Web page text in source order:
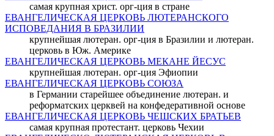
самая крупная христ. орг-ция в стране
ЕВАНГЕЛИЧЕСКАЯ ЦЕРКОВЬ ЛЮТЕРАНСКОГО
ИСПОВЕДАНИЯ В БРАЗИЛИИ
крупнейшая лютеран. орг-ция в Бразилии и лютеран.
церковь в Юж. Америке
ЕВАНГЕЛИЧЕСКАЯ ЦЕРКОВЬ МЕКАНЕ ЙЕСУС
крупнейшая лютеран. орг-ция Эфиопии
ЕВАНГЕЛИЧЕСКАЯ ЦЕРКОВЬ СОЮЗА
в Германии старейшее объединение лютеран. и
реформатских церквей на конфедеративной основе
ЕВАНГЕЛИЧЕСКАЯ ЦЕРКОВЬ ЧЕШСКИХ БРАТЬЕВ
самая крупная протестант. церковь Чехии